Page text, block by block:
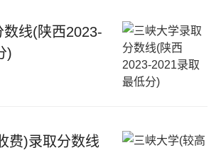
线(陕西2023-
)
费)录取分数线